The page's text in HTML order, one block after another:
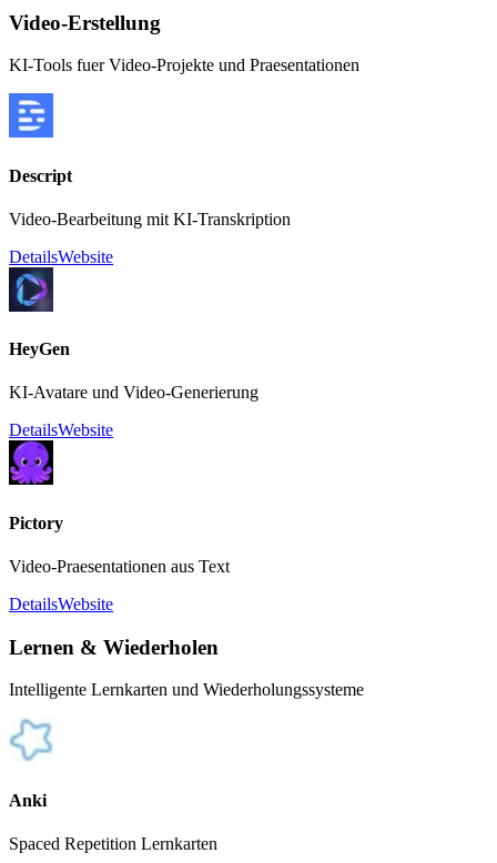
Video-Erstellung
KI-Tools fuer Video-Projekte und Praesentationen
Descript
Video-Bearbeitung mit KI-Transkription
DetailsWebsite
HeyGen
KI-Avatare und Video-Generierung
DetailsWebsite
Pictory
Video-Praesentationen aus Text
DetailsWebsite
Lernen & Wiederholen
Intelligente Lernkarten und Wiederholungssysteme
Anki
Spaced Repetition Lernkarten